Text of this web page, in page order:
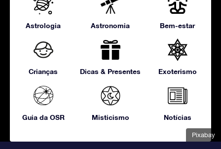
Pixabay
Astrologia Astronomia Bem-estar
Crianças Dicas & Presentes Exoterismo
Guia da OSR Misticismo Notícias